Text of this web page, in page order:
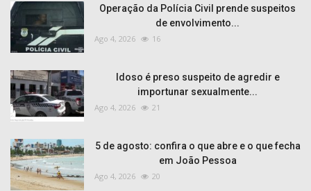
Operação da Polícia Civil prende suspeitos
de envolvimento...
Ago 4, 2026 16
Idoso é preso suspeito de agredir e
importunar sexualmente...
Ago 4, 2026 21
5 de agosto: confira o que abre e o que fecha
em João Pessoa
Ago 4, 2026 20